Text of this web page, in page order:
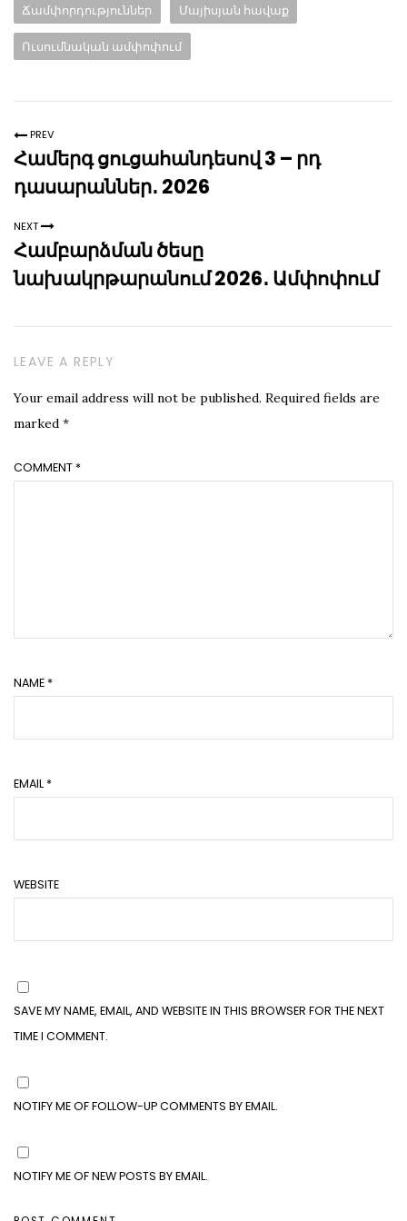
Ճամփորդություններ Մայիսյան հավաք
Ուսումնական ամփոփում
PREV
Համերգ ցուցահանդեսով 3 – րդ
դասարաններ․ 2026
NEXT
Համբարձման ծեսը
նախակրթարանում 2026․ Ամփոփում
LEAVE A REPLY
Your email address will not be published. Required fields are
marked *
COMMENT *
NAME *
EMAIL *
WEBSITE
SAVE MY NAME, EMAIL, AND WEBSITE IN THIS BROWSER FOR THE NEXT
TIME I COMMENT.
NOTIFY ME OF FOLLOW-UP COMMENTS BY EMAIL.
NOTIFY ME OF NEW POSTS BY EMAIL.